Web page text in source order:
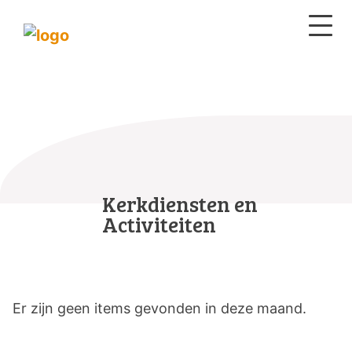
Kerkdiensten en
Activiteiten
Er zijn geen items gevonden in deze maand.